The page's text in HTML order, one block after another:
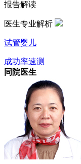
报告解读
医生专业解析
试管婴儿
成功率速测
同院医生